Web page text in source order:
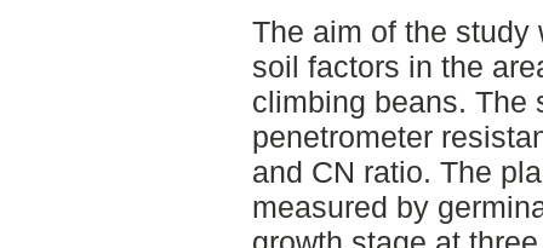
The aim of the study
soil factors in the
climbing beans. The
penetrometer
and CN ratio. The
measured by